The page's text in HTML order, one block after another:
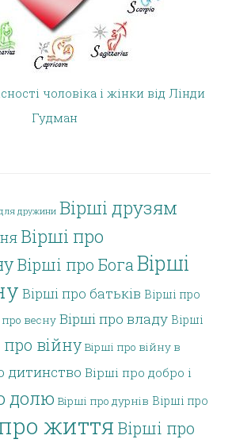
чоловіка і жінки від Лінди
Гудман
для дружини Вірші друзям
Вірші про
Вірші про БогаВірші
Вірші про батьків Вірші про
про весну Вірші про владу Вірші
про війну Вірші про війну в
дитинство Вірші про добро і
долю Вірші про дурнів Вірші про
життя Вірші про